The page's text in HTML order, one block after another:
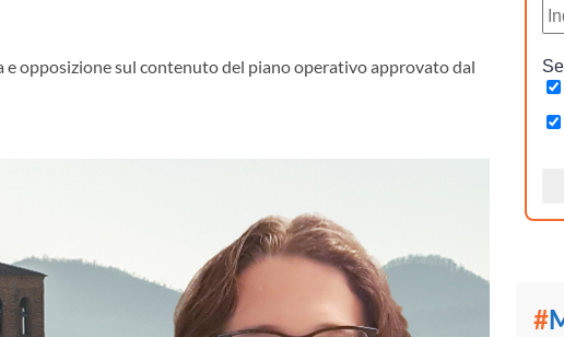
opposizione sul contenuto del piano operativo approvato dal
#